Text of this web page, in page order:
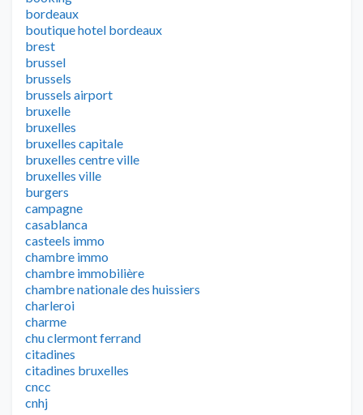
bordeaux
boutique hotel bordeaux
brest
brussel
brussels
brussels airport
bruxelle
bruxelles
bruxelles capitale
bruxelles centre ville
bruxelles ville
burgers
campagne
casablanca
casteels immo
chambre immo
chambre immobilière
chambre nationale des huissiers
charleroi
charme
chu clermont ferrand
citadines
citadines bruxelles
cncc
cnhj